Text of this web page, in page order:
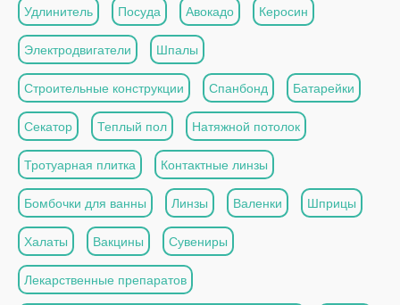
Удлинитель Посуда Авокадо Керосин
Электродвигатели Шпалы
Строительные конструкции Спанбонд Батарейки
Секатор Теплый пол Натяжной потолок
Тротуарная плитка Контактные линзы
Бомбочки для ванны Линзы Валенки Шприцы
Халаты Вакцины Сувениры
Лекарственные препаратов